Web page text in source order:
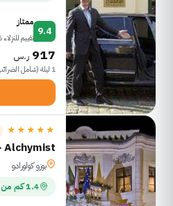
9.4
ممتاز
تقييم للنزلاء 736
917 ر.س
1 ليلة (شامل الضرائب) · 1 غرفة
★★★★★
Alchymist جراند Hotel اند Spa
بوزو كولورادو
1.4 كم من ساحة المدينة القديمة